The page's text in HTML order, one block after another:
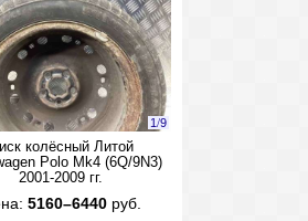
1/9
колёсный Литой
Polo Mk4 (6Q/9N3)
2001-2009 гг.
5160–6440руб.